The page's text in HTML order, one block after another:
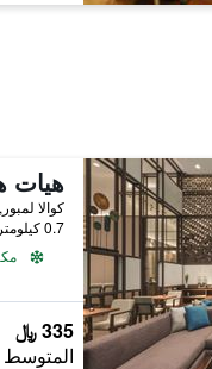
كوالا
0.7 كيلومتر عن وسط المدينة
335 ﷼
المتوسط